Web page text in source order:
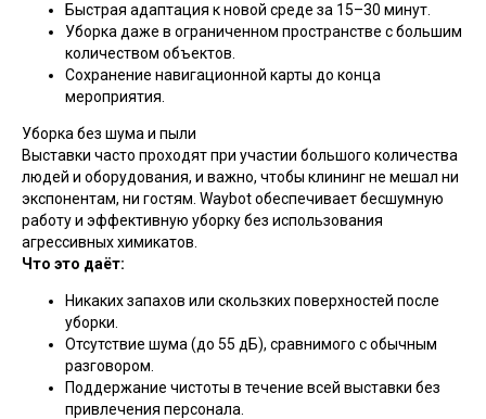
Быстрая адаптация к новой среде за 15–30 минут.
Уборка даже в ограниченном пространстве с большим
количеством объектов.
Сохранение навигационной карты до конца
мероприятия.
Уборка без шума и пыли
Выставки часто проходят при участии большого количества
людей и оборудования, и важно, чтобы клининг не мешал ни
экспонентам, ни гостям. Waybot обеспечивает бесшумную
работу и эффективную уборку без использования
агрессивных химикатов.
Что это даёт:
Никаких запахов или скользких поверхностей после
уборки.
Отсутствие шума (до 55 дБ), сравнимого с обычным
разговором.
Поддержание чистоты в течение всей выставки без
привлечения персонала.